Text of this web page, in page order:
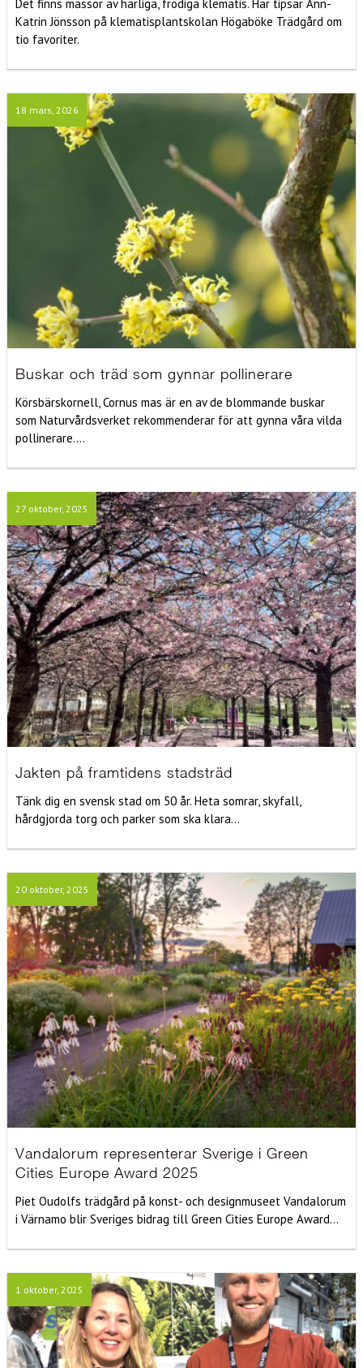
Det finns massor av härliga, frodiga klematis. Här tipsar Ann-
Katrin Jönsson på klematisplantskolan Högaböke Trädgård om
tio favoriter.
18 mars, 2026
Buskar och träd som gynnar pollinerare
Körsbärskornell, Cornus mas är en av de blommande buskar
som Naturvårdsverket rekommenderar för att gynna våra vilda
pollinerare....
27 oktober, 2025
Jakten på framtidens stadsträd
Tänk dig en svensk stad om 50 år. Heta somrar, skyfall,
hårdgjorda torg och parker som ska klara...
20 oktober, 2025
Vandalorum representerar Sverige i Green
Cities Europe Award 2025
Piet Oudolfs trädgård på konst- och designmuseet Vandalorum
i Värnamo blir Sveriges bidrag till Green Cities Europe Award...
1 oktober, 2025